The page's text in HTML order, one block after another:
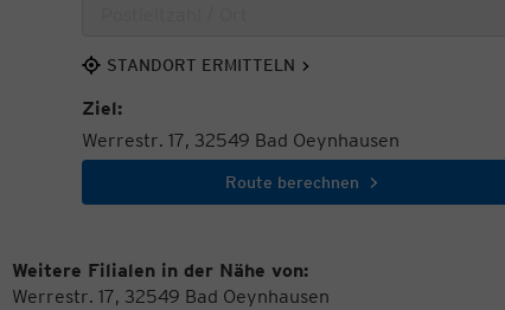
STANDORT ERMITTELN
Ziel:
Werrestr. 17, 32549 Bad Oeynhausen
Route berechnen
Weitere Filialen in der Nähe von:
Werrestr. 17, 32549 Bad Oeynhausen